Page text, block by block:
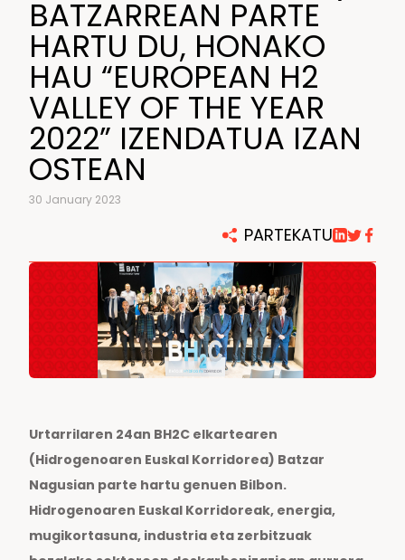
BATZARREAN PARTE
HARTU DU, HONAKO
HAU “EUROPEAN H2
VALLEY OF THE YEAR
2022” IZENDATUA IZAN
OSTEAN
30 January 2023
PARTEKATU
Urtarrilaren 24an BH2C elkartearen
(Hidrogenoaren Euskal Korridorea) Batzar
Nagusian parte hartu genuen Bilbon.
Hidrogenoaren Euskal Korridoreak, energia,
mugikortasuna, industria eta zerbitzuak